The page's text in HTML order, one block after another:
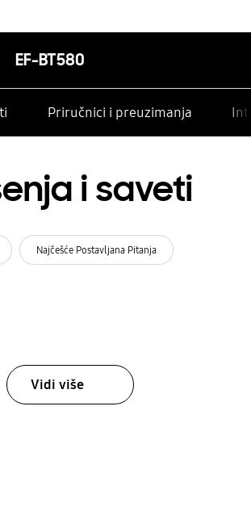
EF-BT580
Priručnici i preuzimanja
i saveti
Najčešće Postavljana Pitanja
Vidi više